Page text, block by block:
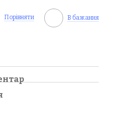
Порівняти В бажання